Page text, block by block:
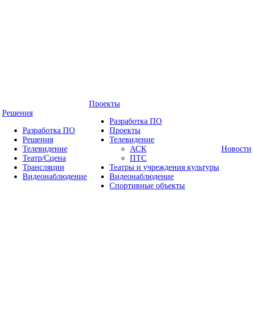
Решения
Разработка ПО
Решения
Телевидение
Театр/Сцена
Трансляции
Видеонаблюдение
Проекты
Разработка ПО
Проекты
Телевидение
АСК
ПТС
Театры и учреждения культуры
Видеонаблюдение
Спортивные объекты
Новости